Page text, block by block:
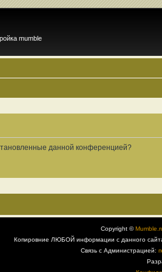
mumble
данной конференцией?
Copyright ©
Копировние ЛЮБОЙ информации с данного
Связь с Администрацией: